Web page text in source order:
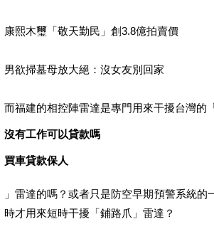
康熙木璽「敬天勤民」創3.8億拍賣價
男欲掃墓母放大絕：沒女友別回家
而福建的相控陣雷達是專門用來干擾台灣的
沒有工作可以貸款嗎
買車貸款保人
」雷達的嗎？或者只是防空早期預警系統的
時才用來短時干擾「鋪路爪」雷達？